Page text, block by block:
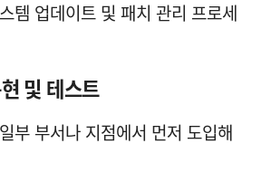
템 업데이트 및 패치 관리 프로세
및 테스트
부 부서나 지점에서 먼저 도입해